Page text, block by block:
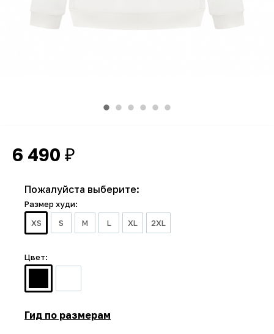
6 490 ₽
Пожалуйста выберите:
Размер худи:
XS
S M L XL 2XL
Цвет:
Гид по размерам